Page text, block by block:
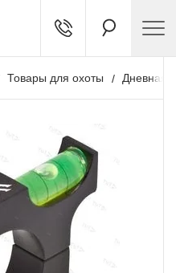
Товары для охоты Дневная